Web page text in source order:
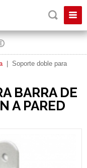
| Soporte doble para
BARRA DE
A PARED